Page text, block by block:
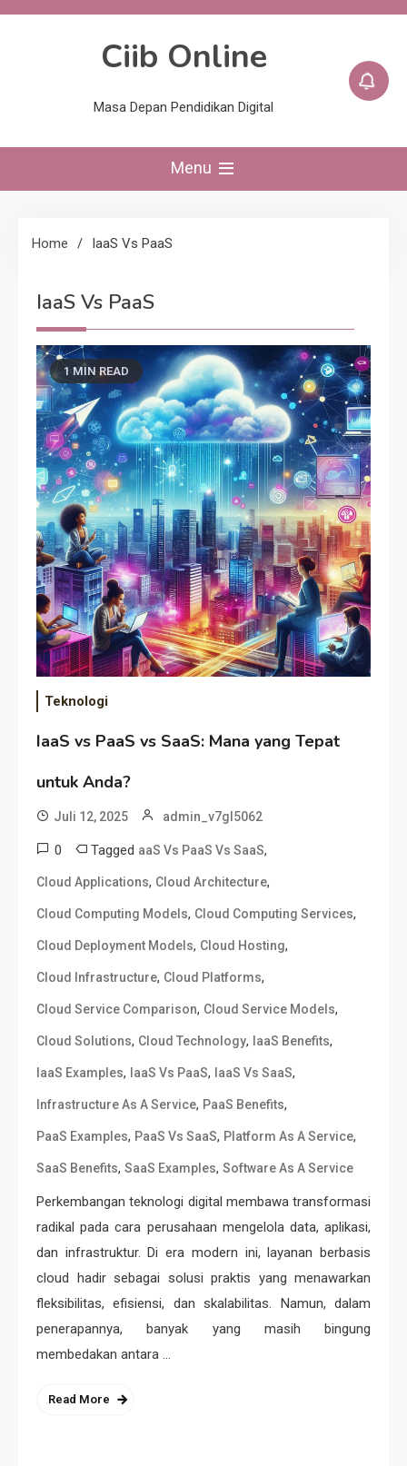
Skip
Ciib Online
Masa Depan Pendidikan Digital
Menu
Home IaaS Vs PaaS
IaaS Vs PaaS
1 MIN READ
Teknologi
IaaS vs PaaS vs SaaS: Mana yang Tepat
untuk Anda?
Juli 12, 2025 admin_v7gl5062
0 Tagged aaS Vs PaaS Vs SaaS,
Cloud Applications, Cloud Architecture,
Cloud Computing Models, Cloud Computing Services,
Cloud Deployment Models, Cloud Hosting,
Cloud Infrastructure, Cloud Platforms,
Cloud Service Comparison, Cloud Service Models,
Cloud Solutions, Cloud Technology, IaaS Benefits,
IaaS Examples, IaaS Vs PaaS, IaaS Vs SaaS,
Infrastructure As A Service, PaaS Benefits,
PaaS Examples, PaaS Vs SaaS, Platform As A Service,
SaaS Benefits, SaaS Examples, Software As A Service
Perkembangan teknologi digital membawa transformasi
radikal pada cara perusahaan mengelola data, aplikasi,
dan infrastruktur. Di era modern ini, layanan berbasis
cloud hadir sebagai solusi praktis yang menawarkan
fleksibilitas, efisiensi, dan skalabilitas. Namun, dalam
penerapannya, banyak yang masih bingung
membedakan antara …
Read More